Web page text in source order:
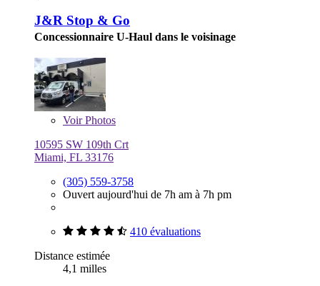
J&R Stop & Go
Concessionnaire U-Haul dans le voisinage
VoirPhotos
10595 SW 109th Crt
Miami, FL 33176
(305) 559-3758
Ouvert aujourd'hui de 7h am à 7h pm
410 évaluations
Distance estimée
4,1 milles